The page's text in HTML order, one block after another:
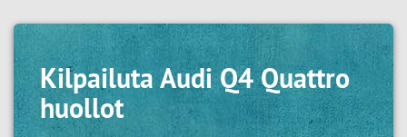
Kilpailuta Audi Q4 Quattro
huollot